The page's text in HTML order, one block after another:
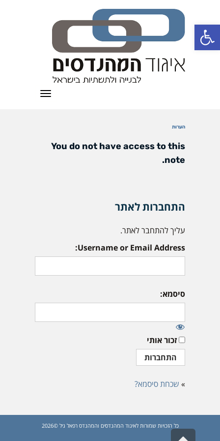
פתח סרגל נגישות
תפריט
הערות
You do not have access to this
note.
התחברות לאתר
עליך להתחבר לאתר.
Username or Email Address:
סיסמא:
זכור אותי
» שכחת סיסמא?
כל הזכויות שמורות לאיגוד המהנדסים והמהנדס רפאל גיל ©2026